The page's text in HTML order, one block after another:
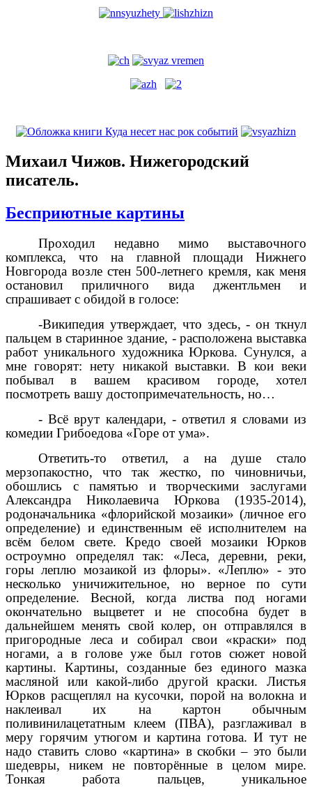
Михаил Чижов. Нижегородский
писатель.
Бесприютные картины
Проходил недавно мимо выставочного
комплекса, что на главной площади Нижнего
Новгорода возле стен 500-летнего кремля, как меня
остановил приличного вида джентльмен и
спрашивает с обидой в голосе:
-Википедия утверждает, что здесь, - он ткнул
пальцем в старинное здание, - расположена выставка
работ уникального художника Юркова. Сунулся, а
мне говорят: нету никакой выставки. В кои веки
побывал в вашем красивом городе, хотел
посмотреть вашу достопримечательность, но…
- Всё врут календари, - ответил я словами из
комедии Грибоедова «Горе от ума».
Ответить-то ответил, а на душе стало
мерзопакостно, что так жестко, по чиновничьи,
обошлись с памятью и творческими заслугами
Александра Николаевича Юркова (1935-2014),
родоначальника «флорийской мозаики» (личное его
определение) и единственным её исполнителем на
всём белом свете. Кредо своей мозаики Юрков
остроумно определял так: «Леса, деревни, реки,
горы леплю мозаикой из флоры». «Леплю» - это
несколько уничижительное, но верное по сути
определение. Весной, когда листва под ногами
окончательно выцветет и не способна будет в
дальнейшем менять свой колер, он отправлялся в
пригородные леса и собирал свои «краски» под
ногами, а в голове уже был готов сюжет новой
картины. Картины, созданные без единого мазка
масляной или какой-либо другой краски. Листья
Юрков расщеплял на кусочки, порой на волокна и
наклеивал их на картон обычным
поливинилацетатным клеем (ПВА), разглаживал в
меру горячим утюгом и картина готова. И тут не
надо ставить слово «картина» в скобки – это были
шедевры, никем не повторённые в целом мире.
Тонкая работа пальцев, уникальное